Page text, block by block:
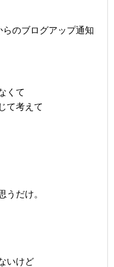
のブログアップ通知
くて
て考えて
うだけ。
いけど